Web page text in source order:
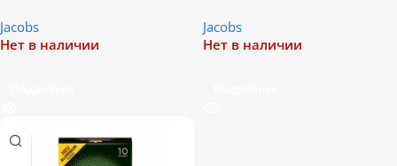
Jacobs
Нет в наличии
Jacobs
Нет в наличии